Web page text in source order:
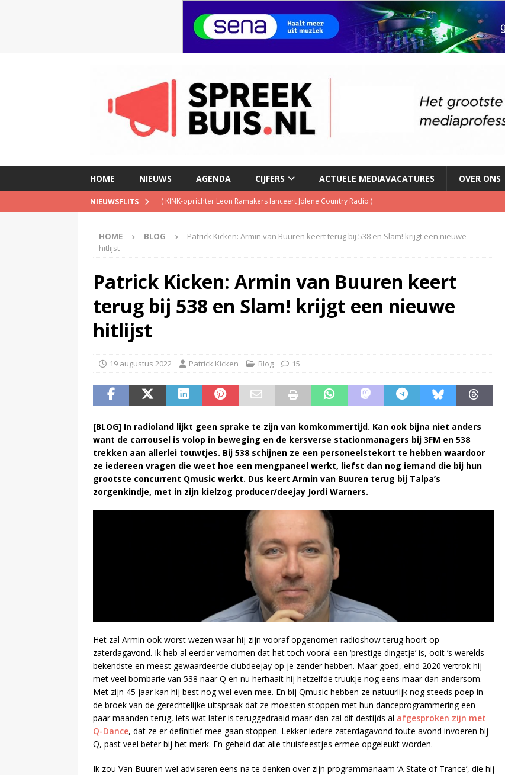
HOME NIEUWS AGENDA CIJFERS ACTUELE MEDIAVACATURES OVER ONS
NIEUWSFLITS ( KINK-oprichter Leon Ramakers lanceert Jolene Country Radio )
( Streaming passeert traditionele tv voor het eerst in omzet)
TalkRadio lanceert meest actuele nieuwspodcast van Nederland)
HOME BLOG
Patrick Kicken: Armin van Buuren keert terug bij 538 en Slam! krijgt een nieuwe
hitlijst
Patrick Kicken: Armin van Buuren keert
terug bij 538 en Slam! krijgt een nieuwe
hitlijst
19 augustus 2022 Patrick Kicken Blog 15
[BLOG] In radioland lijkt geen sprake te zijn van komkommertijd. Kan ook bijna niet anders
want de carrousel is volop in beweging en de kersverse stationmanagers bij 3FM en 538
trekken aan allerlei touwtjes. Bij 538 schijnen ze een personeelstekort te hebben waardoor
ze iedereen vragen die weet hoe een mengpaneel werkt, liefst dan nog iemand die bij hun
grootste concurrent Qmusic werkt. Dus keert Armin van Buuren terug bij Talpa’s
zorgenkindje, met in zijn kielzog producer/deejay Jordi Warners.
Het zal Armin ook worst wezen waar hij zijn vooraf opgenomen radioshow terug hoort op
zaterdagavond. Ik heb al eerder vernomen dat het toch vooral een ‘prestige dingetje’ is, ooit ’s werelds
bekendste en meest gewaardeerde clubdeejay op je zender hebben. Maar goed, eind 2020 vertrok hij
met veel bombarie van 538 naar Q en nu herhaalt hij hetzelfde truukje nog eens maar dan andersom.
Met zijn 45 jaar kan hij best nog wel even mee. En bij Qmusic hebben ze natuurlijk nog steeds poep in
de broek van de gerechtelijke uitspraak dat ze moesten stoppen met hun danceprogrammering een
paar maanden terug, iets wat later is teruggedraaid maar dan zal dit destijds al afgesproken zijn met
Q-Dance, dat ze er definitief mee gaan stoppen. Lekker iedere zaterdagavond foute avond invoeren bij
Q, past veel beter bij het merk. En geheid dat alle thuisfeestjes ermee opgeleukt worden.
Ik zou Van Buuren wel adviseren eens na te denken over zijn programmanaam ‘A State of Trance’, die hij